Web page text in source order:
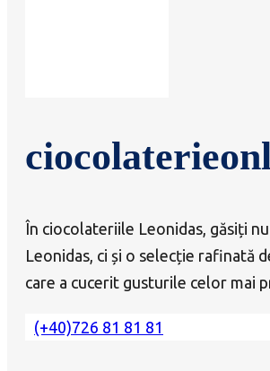
În ciocolateriile Leonidas, găsiți
Leonidas, ci și o selecție rafinată
care a cucerit gusturile celor mai
(+40)726 81 81 81